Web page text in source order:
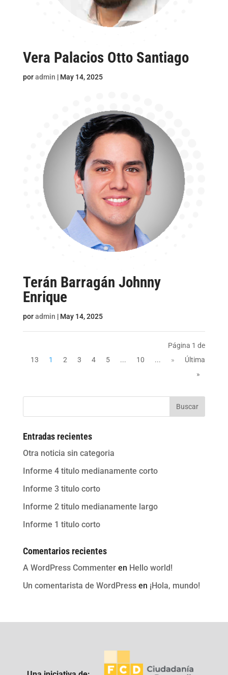
Vera Palacios Otto Santiago
poradmin | May 14, 2025
Terán Barragán Johnny
Enrique
poradmin | May 14, 2025
Página 1 de
13
1 2 3 4 5 ... 10 ... »
Última
»
Buscar
Entradas recientes
Otra noticia sin categoria
Informe 4 titulo medianamente corto
Informe 3 titulo corto
Informe 2 titulo medianamente largo
Informe 1 titulo corto
Comentarios recientes
A WordPress Commenteren Hello world!
Un comentarista de WordPressen ¡Hola, mundo!